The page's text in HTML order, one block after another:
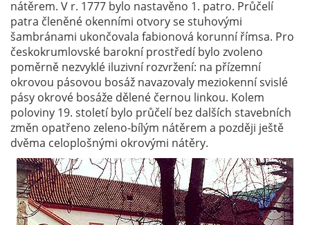
nátěrem. V r. 1777 bylo nastavěno 1. patro. Průčelí
patra členěné okenními otvory se stuhovými
šambránami ukončovala fabionová korunní římsa. Pro
českokrumlovské barokní prostředí bylo zvoleno
poměrně nezvyklé iluzivní rozvržení: na přízemní
okrovou pásovou bosáž navazovaly meziokenní svislé
pásy okrové bosáže dělené černou linkou. Kolem
poloviny 19. století bylo průčelí bez dalších stavebních
změn opatřeno zeleno-bílým nátěrem a později ještě
dvěma celoplošnými okrovými nátěry.